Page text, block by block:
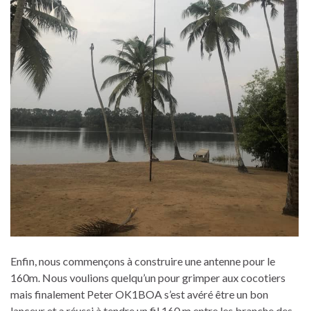
Enfin, nous commençons à construire une antenne pour le
160m. Nous voulions quelqu’un pour grimper aux cocotiers
mais finalement Peter OK1BOA s’est avéré être un bon